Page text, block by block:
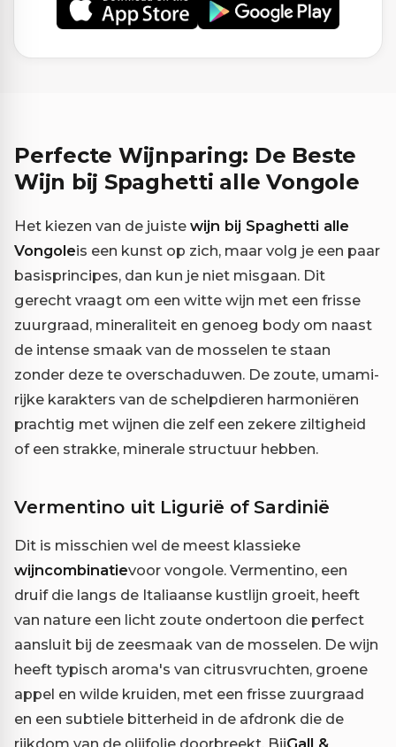
Perfecte Wijnparing: De Beste
Wijn bij Spaghetti alle Vongole
Het kiezen van de juiste wijn bij Spaghetti alle
Vongoleis een kunst op zich, maar volg je een paar
basisprincipes, dan kun je niet misgaan. Dit
gerecht vraagt om een witte wijn met een frisse
zuurgraad, mineraliteit en genoeg body om naast
de intense smaak van de mosselen te staan
zonder deze te overschaduwen. De zoute, umami-
rijke karakters van de schelpdieren harmoniëren
prachtig met wijnen die zelf een zekere ziltigheid
of een strakke, minerale structuur hebben.
Vermentino uit Ligurië of Sardinië
Dit is misschien wel de meest klassieke
wijncombinatievoor vongole. Vermentino, een
druif die langs de Italiaanse kustlijn groeit, heeft
van nature een licht zoute ondertoon die perfect
aansluit bij de zeesmaak van de mosselen. De wijn
heeft typisch aroma's van citrusvruchten, groene
appel en wilde kruiden, met een frisse zuurgraad
en een subtiele bitterheid in de afdronk die de
rijkdom van de olijfolie doorbreekt. BijGall &